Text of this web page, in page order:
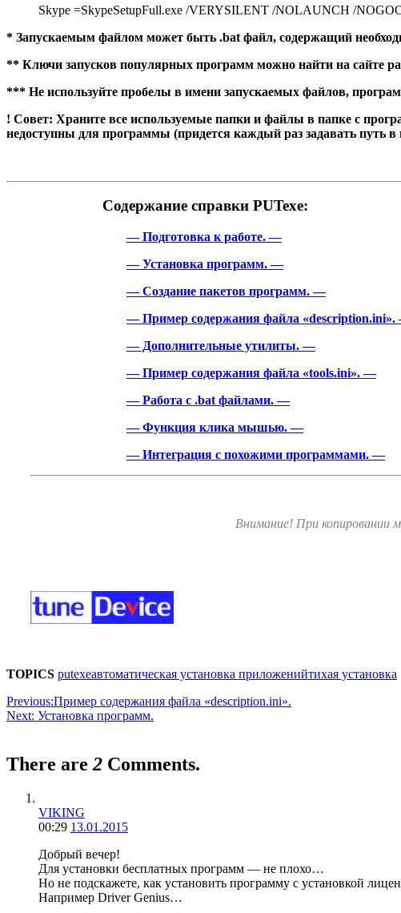
Skype =SkypeSetupFull.exe /VERYSILENT /NOLAUNCH /
* Запускаемым файлом может быть .bat файл, содержащий
** Ключи запусков популярных программ можно найти на сайте
*** Не используйте пробелы в имени запускаемых файлов,
! Совет: Храните все используемые папки и файлы в папке с
недоступны для программы (придется каждый раз задавать путь в
Содержание справки PUTexe:
— Подготовка к работе. —
— Установка программ. —
— Создание пакетов программ. —
— Пример содержания файла
— Дополнительные утилиты. —
— Пример содержания файла «tools.ini». —
— Работа с .bat файлами. —
— Функция клика мышью. —
— Интеграция с похожими программами. —
Внимание! При копировании
TOPICS putexeавтоматическая установка приложенийтихая установка
Previous:Пример содержания файла «description.ini».
Next: Установка программ.
There are 2 Comments.
VIKING
00:29 13.01.2015
Добрый вечер!
Для установки бесплатных программ — не плохо…
Но не подскажете, как установить программу с установкой
Например Driver Genius…